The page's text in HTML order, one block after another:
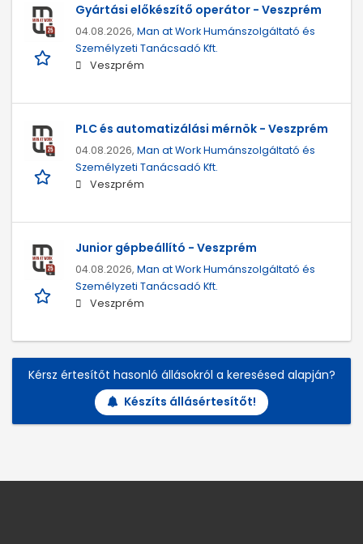
Gyártási előkészítő operátor - Veszprém
04.08.2026, Man at Work Humánszolgáltató és
Személyzeti Tanácsadó Kft.
Veszprém
PLC és automatizálási mérnök - Veszprém
04.08.2026, Man at Work Humánszolgáltató és
Személyzeti Tanácsadó Kft.
Veszprém
Junior gépbeállító - Veszprém
04.08.2026, Man at Work Humánszolgáltató és
Személyzeti Tanácsadó Kft.
Veszprém
Kérsz értesítőt hasonló állásokról a keresésed alapján?
Készíts állásértesítőt!